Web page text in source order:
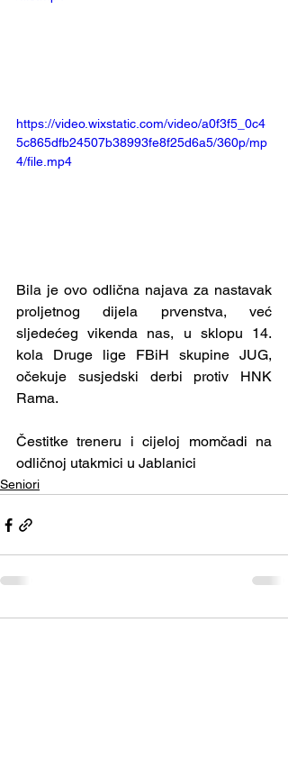
https://video.wixstatic.com/video/a0f3f5_0c4
5c865dfb24507b38993fe8f25d6a5/360p/mp
4/file.mp4
Bila je ovo odlična najava za nastavak
proljetnog dijela prvenstva, već
sljedećeg vikenda nas, u sklopu 14.
kola Druge lige FBiH skupine JUG,
očekuje susjedski derbi protiv HNK
Rama.
Čestitke treneru i cijeloj momčadi na
odličnoj utakmici u Jablanici
Seniori